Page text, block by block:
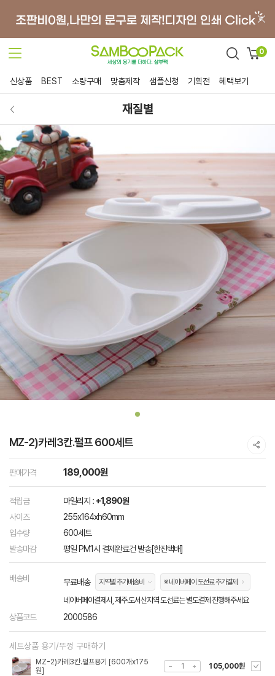
0
신상품 BEST 소량구매 맞춤제작 샘플신청 기획전 혜택보기
재질별
MZ-2)카레3칸.펄프 600세트
판매가격 189,000원
적립금 마일리지 : +1,890원
사이즈
255x164xh60mm
입수량
600세트
발송마감
평일 PM1시 결제완료건 발송[한진택배]
배송비 무료배송 지역별 추가배송비 ※ 네이버페이 도선료 추가결제
네이버페이결제시, 제주.도서산지역 도선료는 별도결제 진행해주세요
상품코드 2000586
세트상품 용기/뚜껑 구매하기
MZ-2)카레3칸.펄프용기 [600개x175
원]
105,000원